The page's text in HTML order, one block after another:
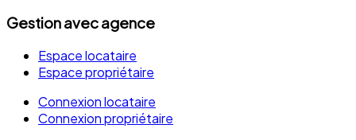
Gestion avec agence
Espace locataire
Espace propriétaire
Connexion locataire
Connexion propriétaire